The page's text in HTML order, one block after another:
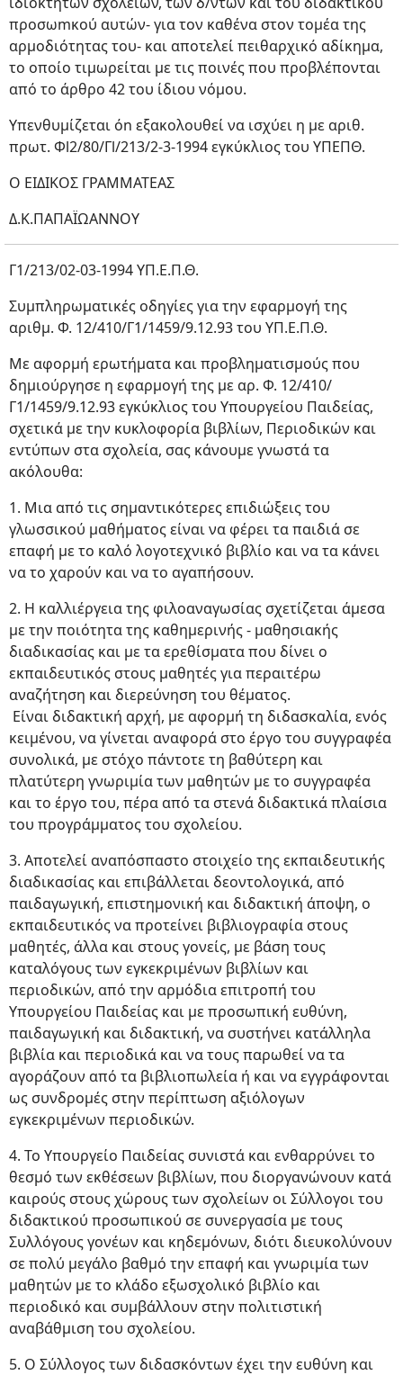
προσωmκού αυτών- για τον καθένα στον τομέα της
αρμοδιότητας του- και αποτελεί πειθαρχικό αδίκημα,
το οποίο τιμωρείται με τις ποινές που προβλέπονται
από το άρθρο 42 του ίδιου νόμου.
Υπενθυμίζεται όn εξακολουθεί να ισχύει η με αριθ.
πρωτ. Φl2/80/Γl/213/2-3-1994 εγκύκλιος του ΥΠΕΠΘ.
Ο ΕΙΔΙΚΟΣ ΓΡΑΜΜΑΤΕΑΣ
Δ.Κ.ΠΑΠΑΪΩΑΝΝΟΥ
Γ1/213/02-03-1994 ΥΠ.Ε.Π.Θ.
Συμπληρωματικές οδηγίες για την εφαρμογή της
αριθμ. Φ. 12/410/Γ1/1459/9.12.93 του ΥΠ.Ε.Π.Θ.
Με αφορμή ερωτήματα και προβληματισμούς που
δημιούργησε η εφαρμογή της με αρ. Φ. 12/410/
Γ1/1459/9.12.93 εγκύκλιος του Υπουργείου Παιδείας,
σχετικά με την κυκλοφορία βιβλίων, Περιοδικών και
εντύπων στα σχολεία, σας κάνουμε γνωστά τα
ακόλουθα:
1. Μια από τις σημαντικότερες επιδιώξεις του
γλωσσικού μαθήματος είναι να φέρει τα παιδιά σε
επαφή με το καλό λογοτεχνικό βιβλίο και να τα κάνει
να το χαρούν και να το αγαπήσουν.
2. Η καλλιέργεια της φιλοαναγωσίας σχετίζεται άμεσα
με την ποιότητα της καθημερινής - μαθησιακής
διαδικασίας και με τα ερεθίσματα που δίνει ο
εκπαιδευτικός στους μαθητές για περαιτέρω
αναζήτηση και διερεύνηση του θέματος.
Είναι διδακτική αρχή, με αφορμή τη διδασκαλία, ενός
κειμένου, να γίνεται αναφορά στο έργο του συγγραφέα
συνολικά, με στόχο πάντοτε τη βαθύτερη και
πλατύτερη γνωριμία των μαθητών με το συγγραφέα
και το έργο του, πέρα από τα στενά διδακτικά πλαίσια
του προγράμματος του σχολείου.
3. Αποτελεί αναπόσπαστο στοιχείο της εκπαιδευτικής
διαδικασίας και επιβάλλεται δεοντολογικά, από
παιδαγωγική, επιστημονική και διδακτική άποψη, ο
εκπαιδευτικός να προτείνει βιβλιογραφία στους
μαθητές, άλλα και στους γονείς, με βάση τους
καταλόγους των εγκεκριμένων βιβλίων και
περιοδικών, από την αρμόδια επιτροπή του
Υπουργείου Παιδείας και με προσωπική ευθύνη,
παιδαγωγική και διδακτική, να συστήνει κατάλληλα
βιβλία και περιοδικά και να τους παρωθεί να τα
αγοράζουν από τα βιβλιοπωλεία ή και να εγγράφονται
ως συνδρομές στην περίπτωση αξιόλογων
εγκεκριμένων περιοδικών.
4. Το Υπουργείο Παιδείας συνιστά και ενθαρρύνει το
θεσμό των εκθέσεων βιβλίων, που διοργανώνουν κατά
καιρούς στους χώρους των σχολείων οι Σύλλογοι του
διδακτικού προσωπικού σε συνεργασία με τους
Συλλόγους γονέων και κηδεμόνων, διότι διευκολύνουν
σε πολύ μεγάλο βαθμό την επαφή και γνωριμία των
μαθητών με το κλάδο εξωσχολικό βιβλίο και
περιοδικό και συμβάλλουν στην πολιτιστική
αναβάθμιση του σχολείου.
5. Ο Σύλλογος των διδασκόντων έχει την ευθύνη και